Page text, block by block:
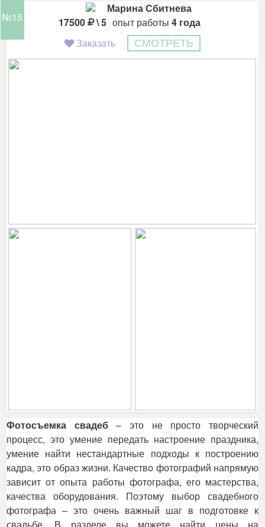
№15
Марина Сбитнева
17500
\ 5 опыт работы 4 года
Заказать
СМОТРЕТЬ
Фотосъемка свадеб– это не просто творческий
процесс, это умение передать настроение праздника,
умение найти нестандартные подходы к построению
кадра, это образ жизни. Качество фотографий напрямую
зависит от опыта работы фотографа, его мастерства,
качества оборудования. Поэтому выбор свадебного
фотографа – это очень важный шаг в подготовке к
свадьбе. В разделе вы можете найти цены на